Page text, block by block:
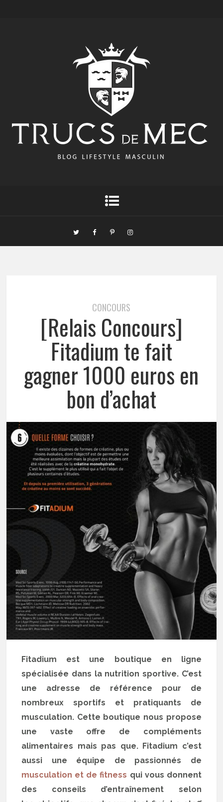
CONCOURS
[Relais Concours]
Fitadium te fait
gagner 1000 euros en
bon d’achat
Fitadium est une boutique en ligne
spécialisée dans la nutrition sportive. C’est
une adresse de référence pour de
nombreux sportifs et pratiquants de
musculation. Cette boutique nous propose
une vaste offre de compléments
alimentaires mais pas que. Fitadium c’est
aussi une équipe de passionnés de
musculation et de fitness qui vous donnent
des conseils d’entraînement selon